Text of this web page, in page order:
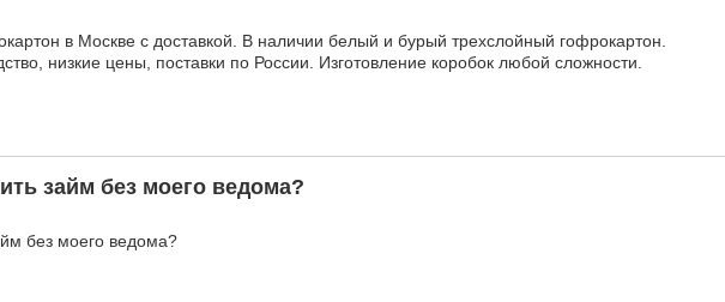
в Москве с доставкой. В наличии белый и бурый трехслойный гофрокартон.
низкие цены, поставки по России. Изготовление коробок любой сложности.
займ без моего ведома?
без моего ведома?